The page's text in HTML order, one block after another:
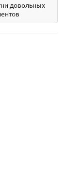
довольных